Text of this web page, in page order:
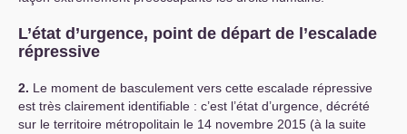
L’état d’urgence, point de départ de l’escalade
répressive
2. Le moment de basculement vers cette escalade répressive
est très clairement identifiable : c’est l’état d’urgence, décrété
sur le territoire métropolitain le 14 novembre 2015 (à la suite